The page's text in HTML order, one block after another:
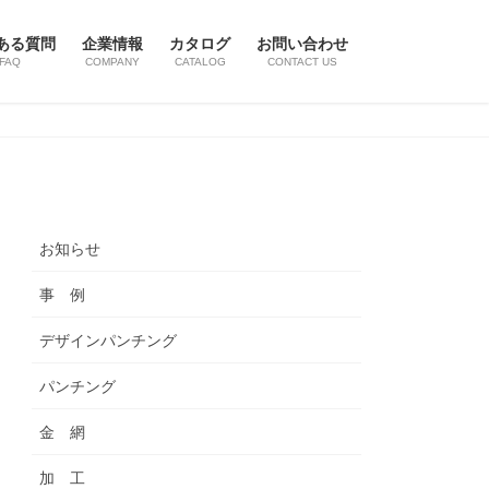
る質問
FAQ
企業情報
COMPANY
カタログ
CATALOG
お問い合わせ
CONTACT US
お知らせ
事 例
デザインパンチング
パンチング
金 網
加 工